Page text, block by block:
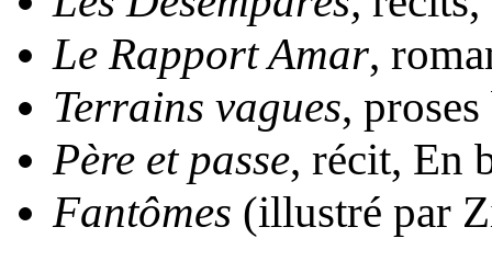
Le Rapport Amar,
Terrains vagues,
Père et passe, récit, En
Fantômes (illustré par